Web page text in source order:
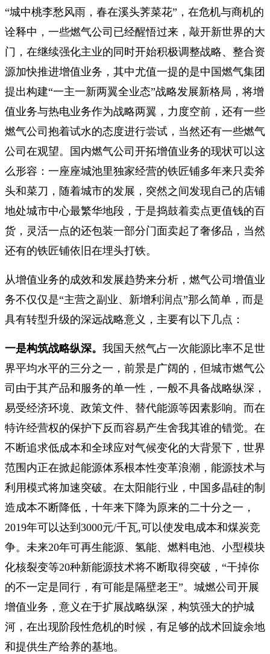
“城中桃李愁风雨，春在溪头荠菜花”，在危机与商机的
诠释中，一些燃气公司已经醒悟过来，敲开新世界的大
门，在继续强化主业的同时开始积极调整战略、整合资
源加快推进增值业务，其中尤值一提的是中国燃气集团
提出构建“一主一新两翼全业态”战略发展新格局，将增
值业务与热电业务作为战略两翼，力度空前，还有一些
燃气公司抱着试水的态度进行尝试，当然还有一些燃气
公司在观望。国内燃气公司开拓增值业务的现状可以这
么形容：一座座城池里独家经营的铁匠铺多年来只卖斧
头和菜刀，随着城市的发展，突然之间发现自己的店铺
地处城市中心最繁华地段，于是捣鼓着卖点更值钱的百
货，灵活一点的还包装一部分门面卖起了奢侈品，当然
还有的铁匠铺依旧在埋头打铁。
从增值业务的成效和发展趋势来分析，燃气公司增值业
务不仅仅是“主营之副业、新增利润点”那么简单，而是
具有转型升级的深远战略意义，主要有以下几点：
一是构筑战略纵深。 我国天然气占一次能源比率不足世
界平均水平的三分之一，前景是广阔的，但城市燃气公
司由于其产品和服务的单一性，一般不具备战略纵深，
易受经济环境、政策文件、替代能源等因素影响。而在
特许经营权的保护下反而容易产生舍我其谁的错觉。在
不断追求低成本和全球应对气候变化的大背景下，世界
范围内正在掀起能源体系根本性变革浪潮，能源技术与
利用模式将加速突破。在太阳能行业，中国多晶硅的制
造成本不断降低，十年来下降为原来的二十分之一，
2019年可以达到3000元/千瓦,可以使发电成本和煤炭竞
争。未来20年可再生能源、氢能、燃料电池、小型模块
化核裂变等20种新能源技术将不断取得突破，“干掉你
的不一定是同行，有可能是隔壁老王”。城燃公司开展
增值业务，意义在于扩展战略纵深，构筑强大的护城
河，在出现阶段性危机的时候，有足够的战术回旋余地
和提供生产给养的基地。